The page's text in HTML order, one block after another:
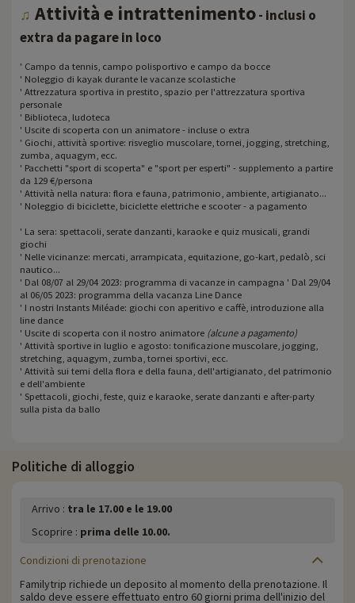
♫ Attività e intrattenimento- inclusi o
extra da pagare in loco
' Campo da tennis, campo polisportivo e campo da bocce
' Noleggio di kayak durante le vacanze scolastiche
' Attrezzatura sportiva in prestito, spazio per l'attrezzatura sportiva
personale
' Biblioteca, ludoteca
' Uscite di scoperta con un animatore - incluse o extra
' Giochi, attività sportive: risveglio muscolare, tornei, jogging, stretching,
zumba, aquagym, ecc.
' Pacchetti "sport di scoperta" e "sport per esperti" - supplemento a partire
da 129 €/persona
' Attività nella natura: flora e fauna, patrimonio, ambiente, artigianato...
' Noleggio di biciclette, biciclette elettriche e scooter - a pagamento
' La sera: spettacoli, serate danzanti, karaoke e quiz musicali, grandi
giochi
' Nelle vicinanze: mercati, arrampicata, equitazione, go-kart, pedalò, sci
nautico...
' Dal 08/07 al 29/04 2023: programma di vacanze in campagna ' Dal 29/04
al 06/05 2023: programma della vacanza Line Dance
' I nostri Instants Miléade: giochi con aperitivo e caffè, introduzione alla
line dance
' Uscite di scoperta con il nostro animatore (alcune a pagamento)
' Attività sportive in luglio e agosto: tonificazione muscolare, jogging,
stretching, aquagym, zumba, tornei sportivi, ecc.
' Attività sui temi della flora e della fauna, dell'artigianato, del patrimonio
e dell'ambiente
' Spettacoli, giochi, feste, quiz e karaoke, serate danzanti e after-party
sulla pista da ballo
Politiche di alloggio
Arrivo : tra le 17.00 e le 19.00
Scoprire : prima delle 10.00.
Condizioni di prenotazione
Familytrip richiede un deposito al momento della prenotazione. Il
saldo deve essere effettuato entro 60 giorni prima dell'inizio del